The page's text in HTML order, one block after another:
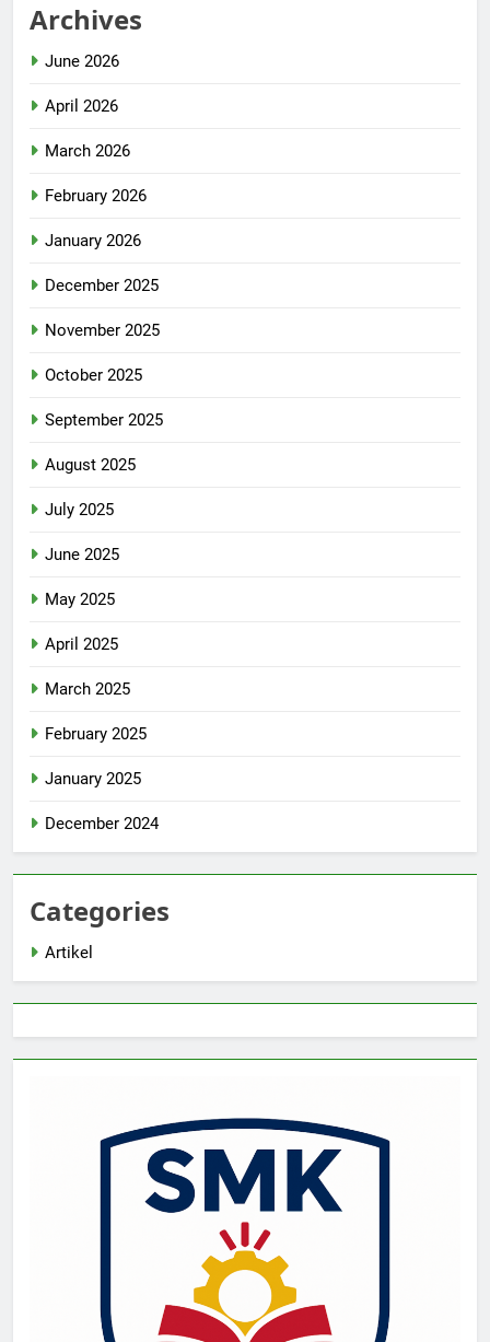
Archives
June 2026
April 2026
March 2026
February 2026
January 2026
December 2025
November 2025
October 2025
September 2025
August 2025
July 2025
June 2025
May 2025
April 2025
March 2025
February 2025
January 2025
December 2024
Categories
Artikel